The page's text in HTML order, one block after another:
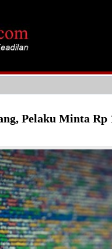
Pelaku Minta